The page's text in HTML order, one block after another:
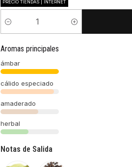
PRECIO TIENDAS | INTERNET
Cantidad
Aromas principales
ámbar
cálido especiado
amaderado
herbal
Notas de Salida